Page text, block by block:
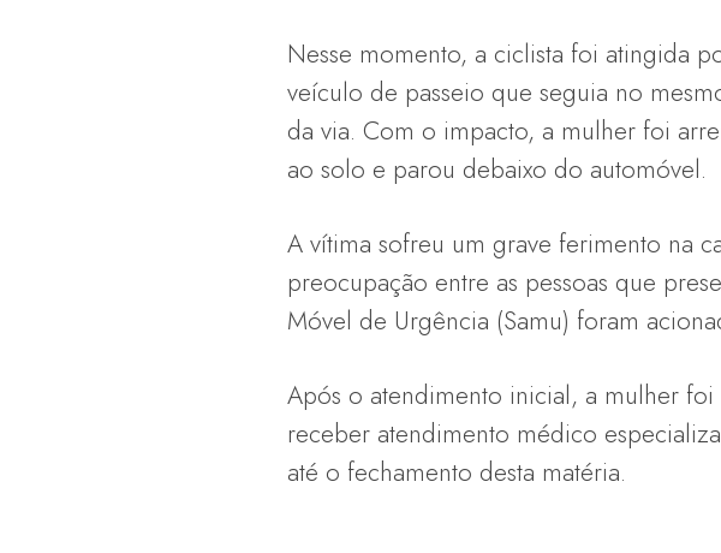
Nesse momento, a ciclista foi atingida
veículo de passeio que seguia no
da via. Com o impacto, a mulher foi
ao solo e parou debaixo do automóvel.
A vítima sofreu um grave ferimento na
preocupação entre as pessoas que
Móvel de Urgência (Samu) foram
Após o atendimento inicial, a mulher
receber atendimento médico
até o fechamento desta matéria.